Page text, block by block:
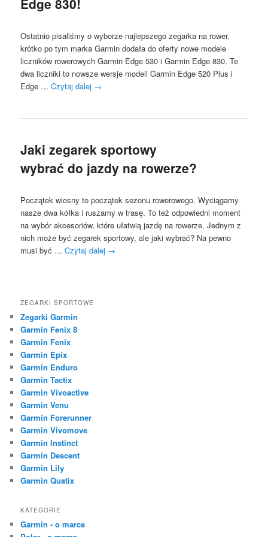
Ostatnio pisaliśmy o wyborze najlepszego zegarka na rower,
krótko po tym marka Garmin dodała do oferty nowe modele
liczników rowerowych Garmin Edge 530 i Garmin Edge 830. Te
dwa liczniki to nowsze wersje modeli Garmin Edge 520 Plus i
Edge …Czytaj dalej →
Jaki zegarek sportowy
wybrać do jazdy na rowerze?
Początek wiosny to początek sezonu rowerowego. Wyciągamy
nasze dwa kółka i ruszamy w trasę. To też odpowiedni moment
na wybór akcesoriów, które ułatwią jazdę na rowerze. Jednym z
nich może być zegarek sportowy, ale jaki wybrać? Na pewno
musi być …Czytaj dalej →
ZEGARKI SPORTOWE
Zegarki Garmin
Garmin Fenix 8
Garmin Fenix
Garmin Epix
Garmin Enduro
Garmin Tactix
Garmin Vivoactive
Garmin Venu
Garmin Forerunner
Garmin Vivomove
Garmin Instinct
Garmin Descent
Garmin Lily
Garmin Quatix
KATEGORIE
Garmin - o marce